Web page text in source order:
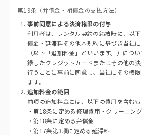
第19条（弁償金・補償金の支払方法）
事前同意による決済権限の付与
利用者は、レンタル契約の締結時に、以
償金・延滞料その他本規約に基づき当社
（以下「追加料金」といいます。）につ
録したクレジットカードまたはその他の
行うことに事前に同意し、当社にその権
ます。
追加料金の範囲
前項の追加料金には、以下の費用を含むも
・第18条に定める修理費用・クリーニング
・第18条に定める弁償金
・第17条第3項に定める延滞料